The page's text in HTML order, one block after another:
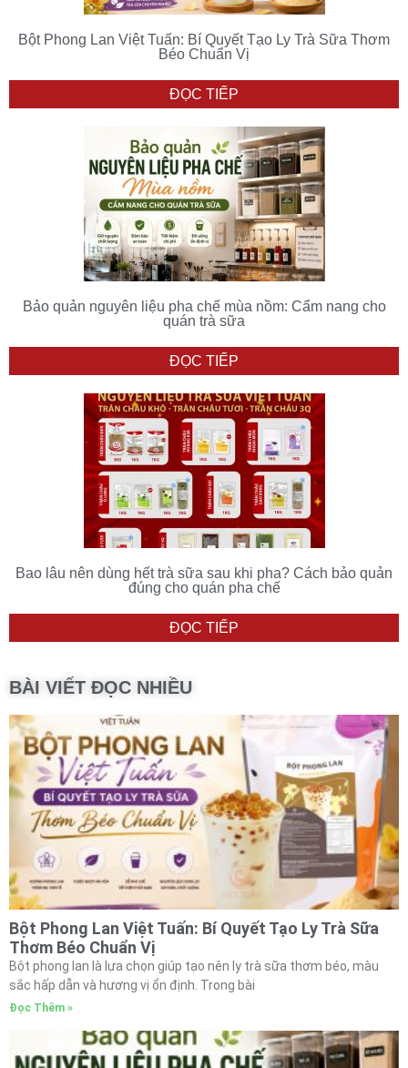
Bột Phong Lan Việt Tuấn: Bí Quyết Tạo Ly Trà Sữa Thơm
Béo Chuẩn Vị
ĐỌC TIẾP
Bảo quản nguyên liệu pha chế mùa nồm: Cẩm nang cho
quán trà sữa
ĐỌC TIẾP
Bao lâu nên dùng hết trà sữa sau khi pha? Cách bảo quản
đúng cho quán pha chế
ĐỌC TIẾP
BÀI VIẾT ĐỌC NHIỀU
Bột Phong Lan Việt Tuấn: Bí Quyết Tạo Ly Trà Sữa
Thơm Béo Chuẩn Vị
Bột phong lan là lựa chọn giúp tạo nên ly trà sữa thơm béo, màu
sắc hấp dẫn và hương vị ổn định. Trong bài
Đọc Thêm »